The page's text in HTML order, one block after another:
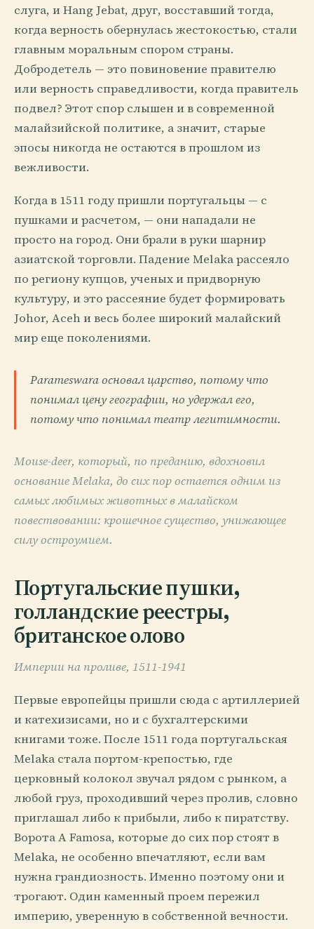
слуга, и Hang Jebat, друг, восставший тогда,
когда верность обернулась жестокостью, стали
главным моральным спором страны.
Добродетель — это повиновение правителю
или верность справедливости, когда правитель
подвел? Этот спор слышен и в современной
малайзийской политике, а значит, старые
эпосы никогда не остаются в прошлом из
вежливости.
Когда в 1511 году пришли португальцы — с
пушками и расчетом, — они нападали не
просто на город. Они брали в руки шарнир
азиатской торговли. Падение Melaka рассеяло
по региону купцов, ученых и придворную
культуру, и это рассеяние будет формировать
Johor, Aceh и весь более широкий малайский
мир еще поколениями.
Parameswara основал царство, потому что
понимал цену географии, но удержал его,
потому что понимал театр легитимности.
Mouse-deer, который, по преданию, вдохновил
основание Melaka, до сих пор остается одним из
самых любимых животных в малайском
повествовании: крошечное существо, унижающее
силу остроумием.
Португальские пушки,
голландские реестры,
британское олово
Империи на проливе, 1511-1941
Первые европейцы пришли сюда с артиллерией
и катехизисами, но и с бухгалтерскими
книгами тоже. После 1511 года португальская
Melaka стала портом-крепостью, где
церковный колокол звучал рядом с рынком, а
любой груз, проходивший через пролив, словно
приглашал либо к прибыли, либо к пиратству.
Ворота A Famosa, которые до сих пор стоят в
Melaka, не особенно впечатляют, если вам
нужна грандиозность. Именно поэтому они и
трогают. Один каменный проем пережил
империю, уверенную в собственной вечности.